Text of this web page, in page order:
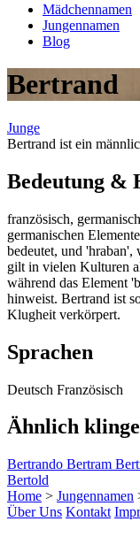
Mädchennamen
Jungennamen
Blog
Bertrand
Junge
Bertrand ist ein
Bedeutung &
französisch,
germanischen
bedeutet, und 'hraban',
gilt in vielen Kulturen
während das Element
hinweist. Bertrand ist
Klugheit verkörpert.
Sprachen
Deutsch Französisch
Ähnlich
Bertrando Bertram
Bertold
Home > Jungennamen
Über Uns Kontakt